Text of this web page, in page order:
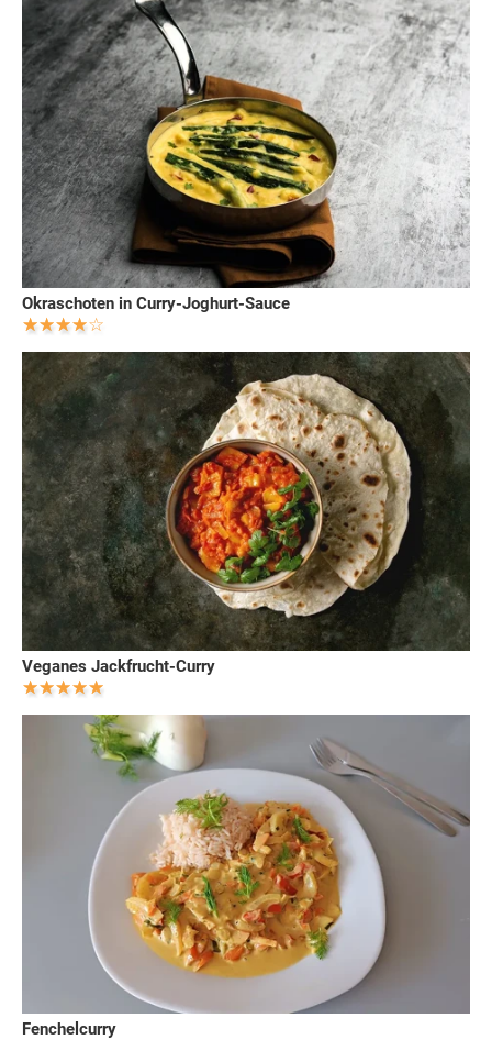
Okraschoten in Curry-Joghurt-Sauce
Veganes Jackfrucht-Curry
Fenchelcurry